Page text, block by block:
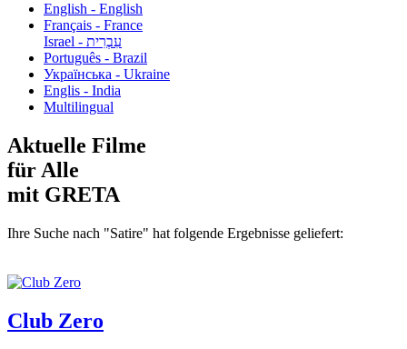
English - English
Français - France
עִבְרִית - Israel
Português - Brazil
Українська - Ukraine
Englis - India
Multilingual
Aktuelle Filme
für Alle
mit GRETA
Ihre Suche nach "Satire" hat folgende Ergebnisse geliefert:
Club Zero